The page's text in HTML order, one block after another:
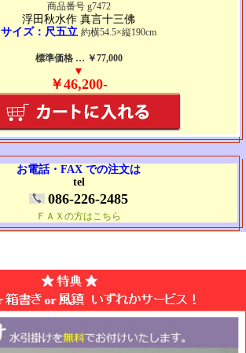
商品番号 g7472
浮田秋水作 真言十三佛
サイズ：尺五立 約横54.5×縦190cm
標準価格 … ￥77,000
▼
￥46,200-
お電話・FAX での注文は
tel
086-226-2485
ＦＡＸの方はこちら